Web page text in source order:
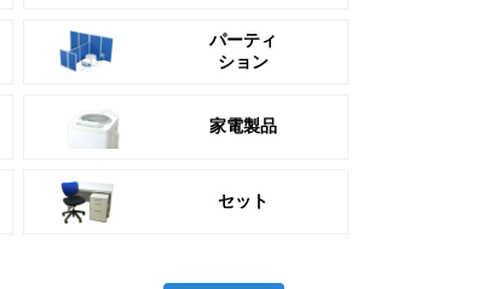
パーティ
ション
家電製品
セット